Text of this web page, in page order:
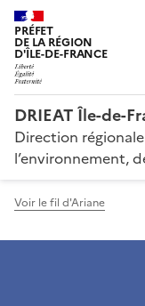
PRÉFET
DE LA RÉGION
D'ÎLE-DE-FRANCE
DRIEAT Île-de-
Direction
l’environnement,
Voir le fil d'Ariane